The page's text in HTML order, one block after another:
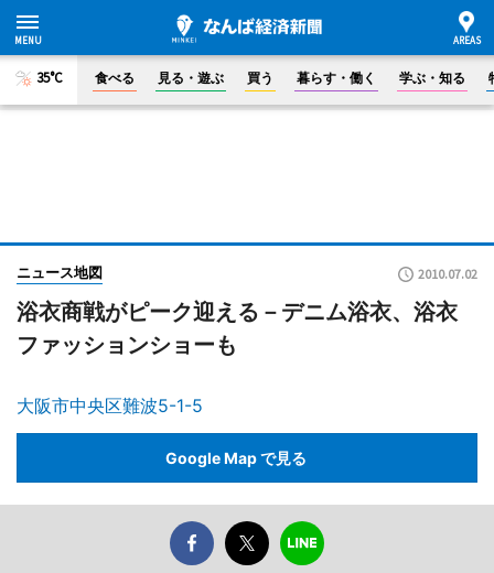
35°C 食べる 見る・遊ぶ 買う 暮らす・働く 学ぶ・知る
ニュース地図 2010.07.02
浴衣商戦がピーク迎える－デニム浴衣、浴衣
ファッションショーも
大阪市中央区難波5-1-5
Google Map で見る